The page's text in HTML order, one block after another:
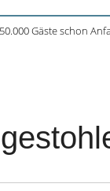
Gäste schon